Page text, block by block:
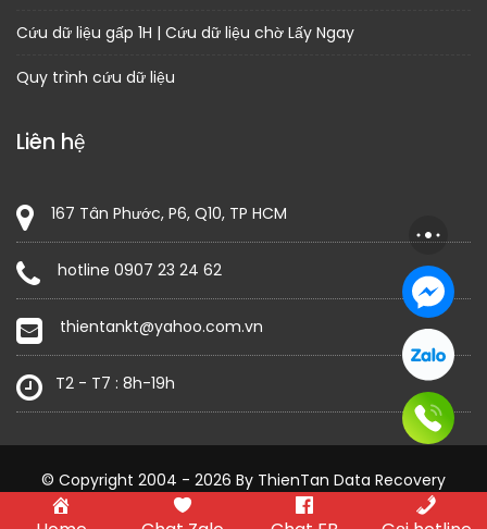
Cứu dữ liệu gấp 1H | Cứu dữ liệu chờ Lấy Ngay
Quy trình cứu dữ liệu
Liên hệ
167 Tân Phước, P6, Q10, TP HCM
hotline 0907 23 24 62
thientankt@yahoo.com.vn
T2 - T7 : 8h-19h
© Copyright 2004 - 2026 By ThienTan Data Recovery
Construction Field by
Acme Themes